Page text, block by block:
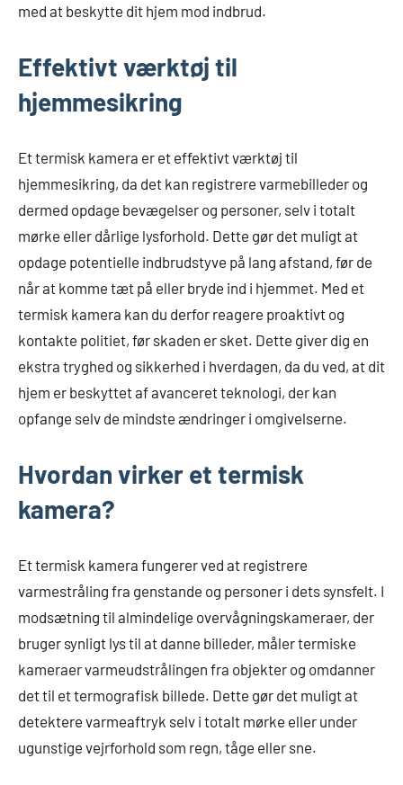
med at beskytte dit hjem mod indbrud.
Effektivt værktøj til
hjemmesikring
Et termisk kamera er et effektivt værktøj til
hjemmesikring, da det kan registrere varmebilleder og
dermed opdage bevægelser og personer, selv i totalt
mørke eller dårlige lysforhold. Dette gør det muligt at
opdage potentielle indbrudstyve på lang afstand, før de
når at komme tæt på eller bryde ind i hjemmet. Med et
termisk kamera kan du derfor reagere proaktivt og
kontakte politiet, før skaden er sket. Dette giver dig en
ekstra tryghed og sikkerhed i hverdagen, da du ved, at dit
hjem er beskyttet af avanceret teknologi, der kan
opfange selv de mindste ændringer i omgivelserne.
Hvordan virker et termisk
kamera?
Et termisk kamera fungerer ved at registrere
varmestråling fra genstande og personer i dets synsfelt. I
modsætning til almindelige overvågningskameraer, der
bruger synligt lys til at danne billeder, måler termiske
kameraer varmeudstrålingen fra objekter og omdanner
det til et termografisk billede. Dette gør det muligt at
detektere varmeaftryk selv i totalt mørke eller under
ugunstige vejrforhold som regn, tåge eller sne.